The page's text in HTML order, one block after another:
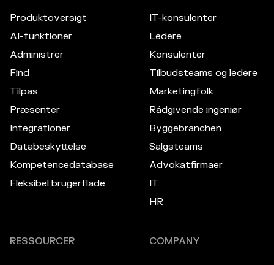
Produktoversigt
AI-funktioner
Administrer
Find
Tilpas
Præsenter
Integrationer
Databeskyttelse
Kompetencedatabase
Fleksibel brugerflade
IT-konsulenter
Ledere
Konsulenter
Tilbudsteams og ledere
Marketingfolk
Rådgivende ingeniør
Byggebranchen
Salgsteams
Advokatfirmaer
IT
HR
RESSOURCER COMPANY